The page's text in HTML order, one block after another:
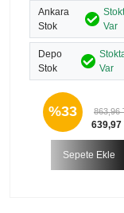
Ankara
Stok
Var
Depo
Stok
Var
%33 863,96
639,97
Sepete Ekle